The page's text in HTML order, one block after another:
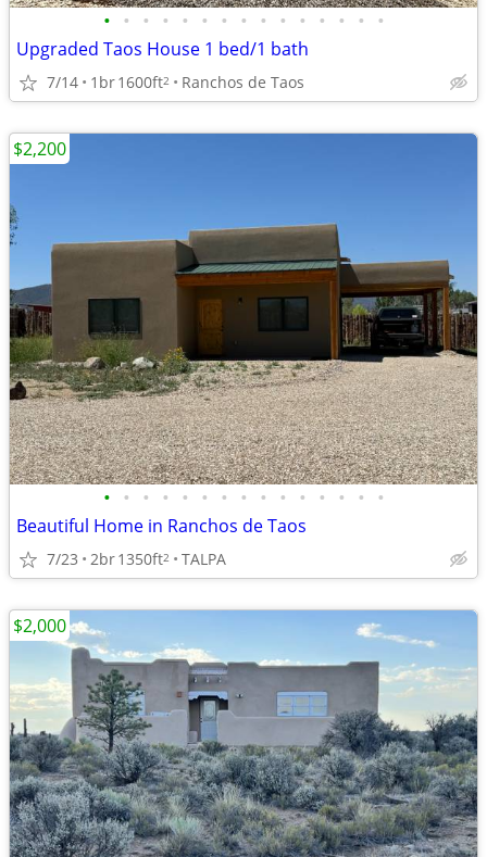
• • • • • • • • • • • • • • •
Upgraded Taos House 1 bed/1 bath
7/14 1br1600ft2 Ranchos de Taos
• • • • • • • • • • • • • • •
Beautiful Home in Ranchos de Taos
7/23 2br1350ft2 TALPA
$2,200
$2,000